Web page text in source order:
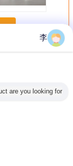
بیشنوک پستان شاه
李
are you looking for?